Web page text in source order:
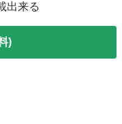
出来る
)